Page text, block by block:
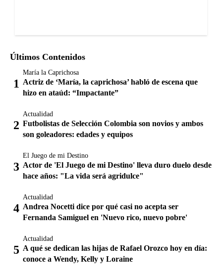
Últimos Contenidos
María la Caprichosa
Actriz de ‘María, la caprichosa’ habló de escena que
hizo en ataúd: “Impactante”
Actualidad
Futbolistas de Selección Colombia son novios y ambos
son goleadores: edades y equipos
El Juego de mi Destino
Actor de 'El Juego de mi Destino' lleva duro duelo desde
hace años: "La vida será agridulce"
Actualidad
Andrea Nocetti dice por qué casi no acepta ser
Fernanda Samiguel en 'Nuevo rico, nuevo pobre'
Actualidad
A qué se dedican las hijas de Rafael Orozco hoy en día:
conoce a Wendy, Kelly y Loraine